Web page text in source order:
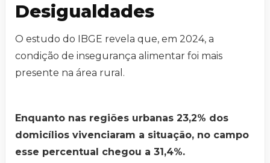
Desigualdades
O estudo do IBGE revela que, em 2024, a
condição de insegurança alimentar foi mais
presente na área rural.
Enquanto nas regiões urbanas 23,2% dos
domicílios vivenciaram a situação, no campo
esse percentual chegou a 31,4%.